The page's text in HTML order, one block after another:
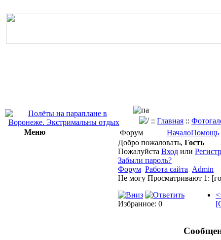
:: Главная ::
Меню
Форум НачалоПомощь
Добро пожаловать, Гость
Пожалуйста Вход или
Забыли пароль?
Форум Работа сайта Admin
Не могу Просматривают 1:
Избранное: 0